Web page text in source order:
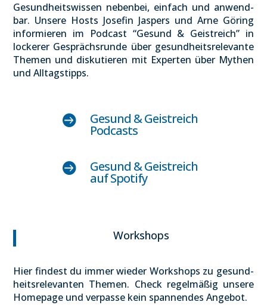
Gesund­heits­wis­sen neben­bei, ein­fach und anwend­
bar. Unse­re Hosts Jose­fin Jas­pers und Arne Göring
infor­mie­ren im Pod­cast “Gesund & Geist­reich” in
locke­rer Gesprächs­run­de über gesund­heits­re­le­van­te
The­men und dis­ku­tie­ren mit Exper­ten über Mythen
und All­tags­tipps.
 Gesund & Geist­reich
Pod­casts
 Gesund & Geist­reich
auf Spo­ti­fy
Work­shops
Hier fin­dest du immer wie­der Work­shops zu gesund­
heits­re­le­van­ten The­men. Check regel­mä­ßig unse­re
Home­page und ver­pas­se kein span­nen­des Ange­bot.